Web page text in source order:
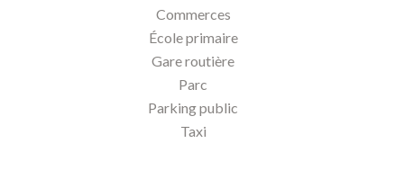
Commerces
École primaire
Gare routière
Parc
Parking public
Taxi